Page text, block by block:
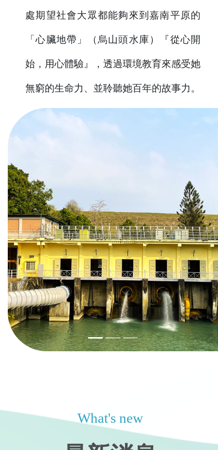
處期望社會大眾都能夠來到嘉南平原的
「心臟地帶」（烏山頭水庫）『從心開
始，用心體驗』，透過環境教育來感受她
無窮的生命力、並聆聽她百年的故事力。
What's new